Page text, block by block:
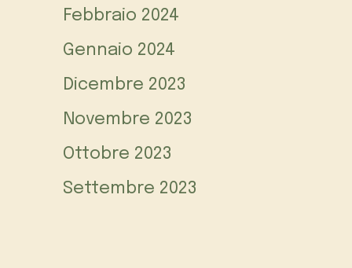
Febbraio 2024
Gennaio 2024
Dicembre 2023
Novembre 2023
Ottobre 2023
Settembre 2023